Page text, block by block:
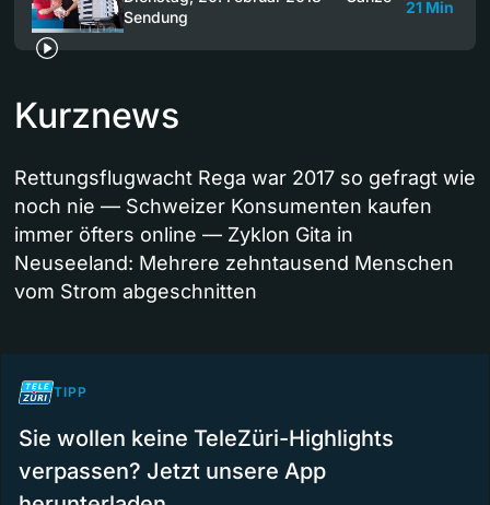
Sendung
21 Min
Kurznews
Rettungsflugwacht Rega war 2017 so gefragt wie
noch nie — Schweizer Konsumenten kaufen
immer öfters online — Zyklon Gita in
Neuseeland: Mehrere zehntausend Menschen
vom Strom abgeschnitten
TIPP
Sie wollen keine TeleZüri-Highlights
verpassen? Jetzt unsere App